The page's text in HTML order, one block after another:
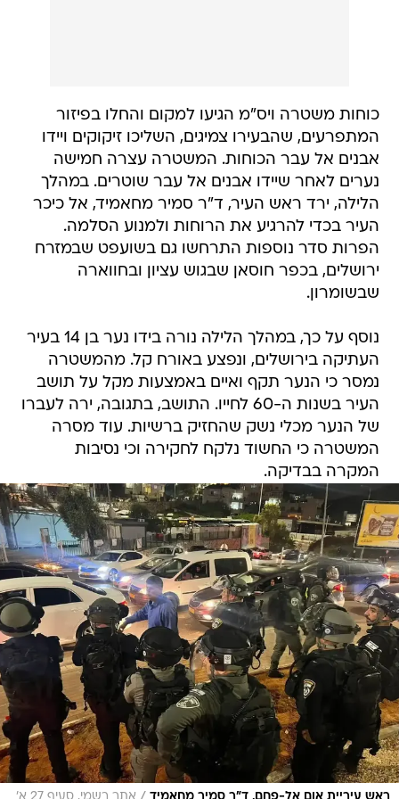
כוחות משטרה ויס"מ הגיעו למקום והחלו בפיזור
המתפרעים, שהבעירו צמיגים, השליכו זיקוקים ויידו
אבנים אל עבר הכוחות. המשטרה עצרה חמישה
נערים לאחר שיידו אבנים אל עבר שוטרים. במהלך
הלילה, ירד ראש העיר, ד"ר סמיר מחאמיד, אל כיכר
העיר בכדי להרגיע את הרוחות ולמנוע הסלמה.
הפרות סדר נוספות התרחשו גם בשועפט שבמזרח
ירושלים, בכפר חוסאן שבגוש עציון ובחווארה
שבשומרון.
נוסף על כך, במהלך הלילה נורה בידו נער בן 14 בעיר
העתיקה בירושלים, ונפצע באורח קל. מהמשטרה
נמסר כי הנער תקף ואיים באמצעות מקל על תושב
העיר בשנות ה-60 לחייו. התושב, בתגובה, ירה לעברו
של הנער מכלי נשק שהחזיק ברשיות. עוד מסרה
המשטרה כי החשוד נלקח לחקירה וכי נסיבות
המקרה בבדיקה.